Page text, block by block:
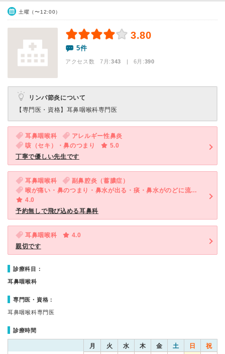
土曜（〜12:00）
3.80
5件
アクセス数 7月:343 | 6月:390
リンパ節炎について
【専門医・資格】 耳鼻咽喉科専門医
耳鼻咽喉科
アレルギー性鼻炎
咳（セキ）・鼻のつまり
5.0
丁寧で優しい先生です
耳鼻咽喉科
副鼻腔炎（蓄膿症）
喉が痛い・鼻のつまり・鼻水が出る・痰・鼻水がのどに流れる・後鼻漏
4.0
予約無しで飛び込める耳鼻科
耳鼻咽喉科
4.0
親切です
診療科目：
耳鼻咽喉科
専門医・資格：
耳鼻咽喉科専門医
診療時間
月 火 水 木 金 土 日 祝